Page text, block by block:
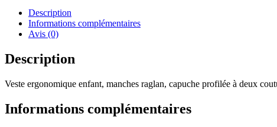
Description
Informations complémentaires
Avis (0)
Description
Veste ergonomique enfant, manches raglan, capuche profilée à deux
Informations complémentaires